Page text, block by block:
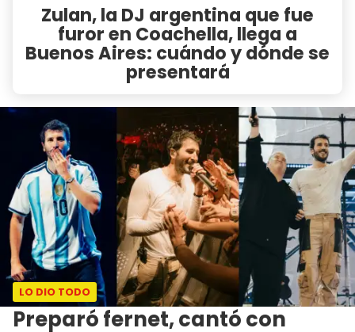
Zulan, la DJ argentina que fue
furor en Coachella, llega a
Buenos Aires: cuándo y dónde se
presentará
LO DIO TODO
Preparó fernet, cantó con